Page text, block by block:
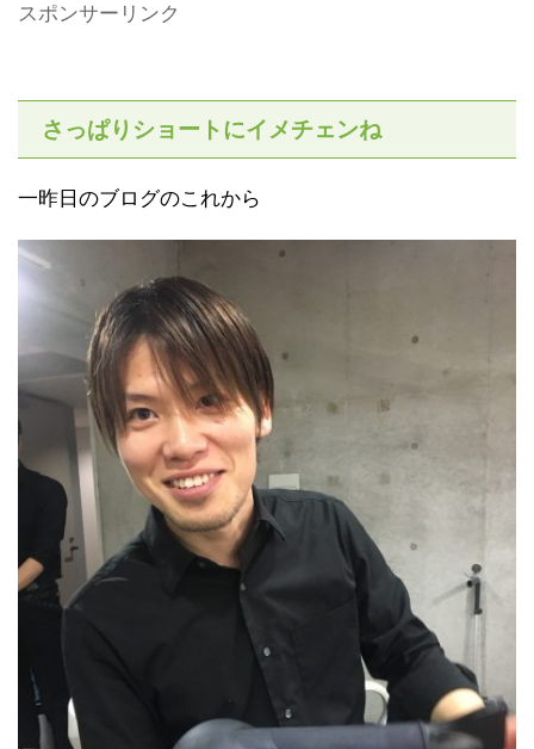
スポンサーリンク
さっぱりショートにイメチェンね
一昨日のブログのこれから